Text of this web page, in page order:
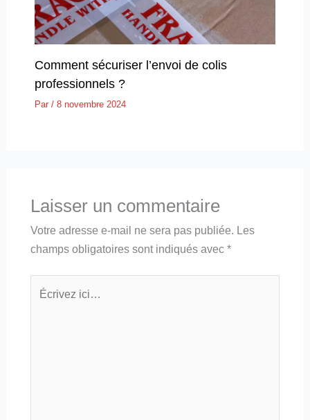
Comment sécuriser l’envoi de colis
professionnels ?
Par / 8 novembre 2024
Laisser un commentaire
Votre adresse e-mail ne sera pas publiée. Les
champs obligatoires sont indiqués avec *